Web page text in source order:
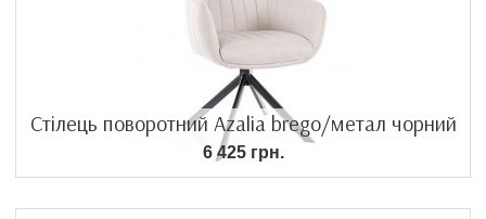
Стілець поворотний Azalia brego/метал чорний
6 425 грн.